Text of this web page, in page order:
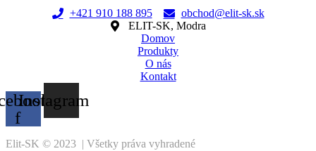
on
the
+421 910 188 895
obchod@elit-sk.sk
ELIT-SK, Modra
Domov
Produkty
O nás
Kontakt
f
Instagram
Elit-SK © 2023 | Všetky práva vyhradené